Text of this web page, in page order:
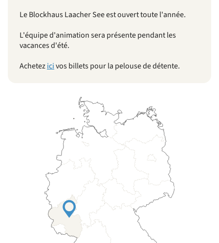
Le Blockhaus Laacher See est ouvert toute l'année.
L'équipe d'animation sera présente pendant les
vacances d'été.
Achetezicivos billets pour la pelouse de détente.